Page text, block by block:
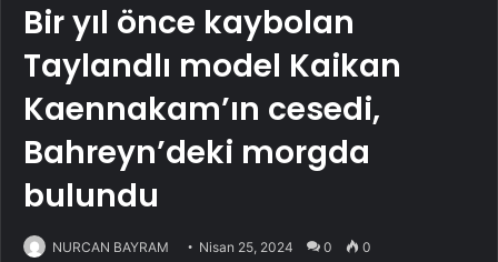
Bir yıl önce kaybolan
Taylandlı model Kaikan
Kaennakam’ın cesedi,
Bahreyn’deki morgda
bulundu
NURCAN BAYRAM Nisan 25, 2024 0 0